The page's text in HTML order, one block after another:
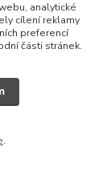
analytické
cílení reklamy
preferencí
části stránek.
.